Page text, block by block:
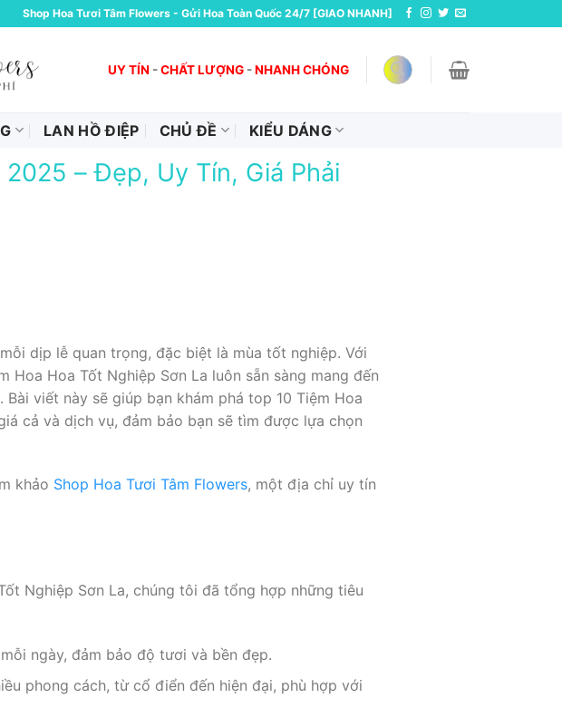
Shop Hoa Tươi Tâm Flowers - Gửi Hoa Toàn Quốc 24/7 [GIAO NHANH]
UY TÍN -CHẤT LƯỢNG -NHANH CHÓNG
LAN HỒ ĐIỆP CHỦ ĐỀ KIỂU DÁNG
– Đẹp, Uy Tín, Giá Phải
dịp lễ quan trọng, đặc biệt là mùa tốt nghiệp. Với
Hoa Tốt Nghiệp Sơn La luôn sẵn sàng mang đến
viết này sẽ giúp bạn khám phá top 10 Tiệm Hoa
cả và dịch vụ, đảm bảo bạn sẽ tìm được lựa chọn
khảo Shop Hoa Tươi Tâm Flowers, một địa chỉ uy tín
Nghiệp Sơn La, chúng tôi đã tổng hợp những tiêu
ngày, đảm bảo độ tươi và bền đẹp.
phong cách, từ cổ điển đến hiện đại, phù hợp với